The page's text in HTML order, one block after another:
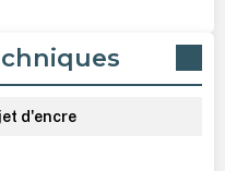
d'encre